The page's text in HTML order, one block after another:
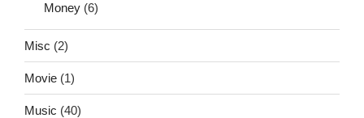
Money (6)
Misc (2)
Movie (1)
Music (40)